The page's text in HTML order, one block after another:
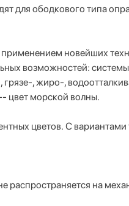
для ободкового типа
новейших
возможностей:
, жиро-,
цвет морской волны.
цветов. С
распространяется на